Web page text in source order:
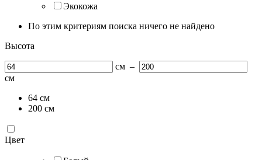
Экокожа
По этим критериям поиска ничего не найдено
Высота
см –
см
64 см
200 см
Цвет